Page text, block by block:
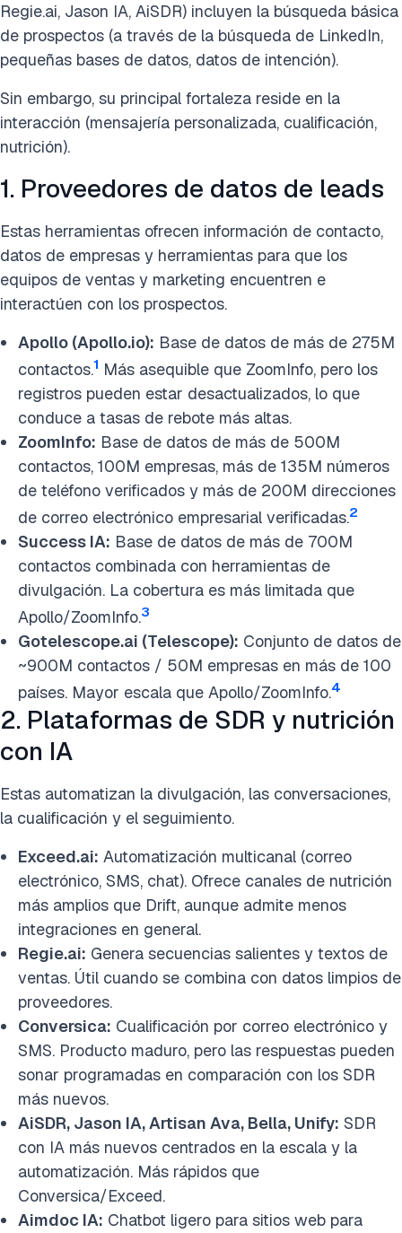
Regie.ai, Jason IA, AiSDR) incluyen la búsqueda básica
de prospectos (a través de la búsqueda de LinkedIn,
pequeñas bases de datos, datos de intención).
Sin embargo, su principal fortaleza reside en la
interacción (mensajería personalizada, cualificación,
nutrición).
1. Proveedores de datos de leads
Estas herramientas ofrecen información de contacto,
datos de empresas y herramientas para que los
equipos de ventas y marketing encuentren e
interactúen con los prospectos.
Apollo (Apollo.io): Base de datos de más de 275M
contactos.1 Más asequible que ZoomInfo, pero los
registros pueden estar desactualizados, lo que
conduce a tasas de rebote más altas.
ZoomInfo: Base de datos de más de 500M
contactos, 100M empresas, más de 135M números
de teléfono verificados y más de 200M direcciones
de correo electrónico empresarial verificadas.2
Success IA: Base de datos de más de 700M
contactos combinada con herramientas de
divulgación. La cobertura es más limitada que
Apollo/ZoomInfo.3
Gotelescope.ai (Telescope): Conjunto de datos de
~900M contactos / 50M empresas en más de 100
países. Mayor escala que Apollo/ZoomInfo.4
2. Plataformas de SDR y nutrición
con IA
Estas automatizan la divulgación, las conversaciones,
la cualificación y el seguimiento.
Exceed.ai: Automatización multicanal (correo
electrónico, SMS, chat). Ofrece canales de nutrición
más amplios que Drift, aunque admite menos
integraciones en general.
Regie.ai: Genera secuencias salientes y textos de
ventas. Útil cuando se combina con datos limpios de
proveedores.
Conversica: Cualificación por correo electrónico y
SMS. Producto maduro, pero las respuestas pueden
sonar programadas en comparación con los SDR
más nuevos.
AiSDR, Jason IA, Artisan Ava, Bella, Unify: SDR
con IA más nuevos centrados en la escala y la
automatización. Más rápidos que
Conversica/Exceed.
Aimdoc IA: Chatbot ligero para sitios web para